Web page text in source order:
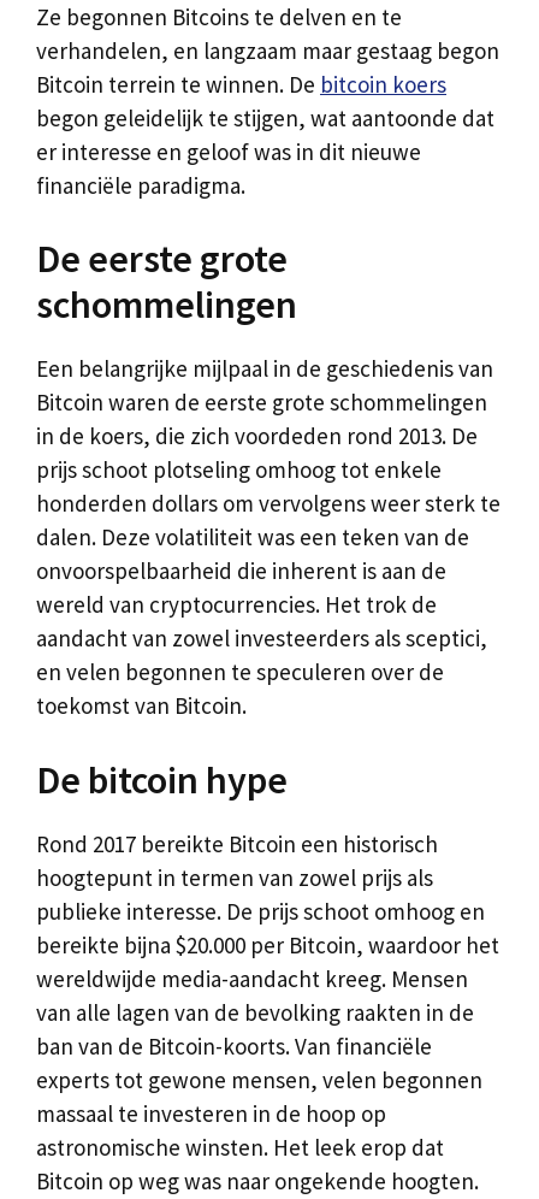
Ze begonnen Bitcoins te delven en te
verhandelen, en langzaam maar gestaag begon
Bitcoin terrein te winnen. De bitcoin koers
begon geleidelijk te stijgen, wat aantoonde dat
er interesse en geloof was in dit nieuwe
financiële paradigma.
De eerste grote
schommelingen
Een belangrijke mijlpaal in de geschiedenis van
Bitcoin waren de eerste grote schommelingen
in de koers, die zich voordeden rond 2013. De
prijs schoot plotseling omhoog tot enkele
honderden dollars om vervolgens weer sterk te
dalen. Deze volatiliteit was een teken van de
onvoorspelbaarheid die inherent is aan de
wereld van cryptocurrencies. Het trok de
aandacht van zowel investeerders als sceptici,
en velen begonnen te speculeren over de
toekomst van Bitcoin.
De bitcoin hype
Rond 2017 bereikte Bitcoin een historisch
hoogtepunt in termen van zowel prijs als
publieke interesse. De prijs schoot omhoog en
bereikte bijna $20.000 per Bitcoin, waardoor het
wereldwijde media-aandacht kreeg. Mensen
van alle lagen van de bevolking raakten in de
ban van de Bitcoin-koorts. Van financiële
experts tot gewone mensen, velen begonnen
massaal te investeren in de hoop op
astronomische winsten. Het leek erop dat
Bitcoin op weg was naar ongekende hoogten.